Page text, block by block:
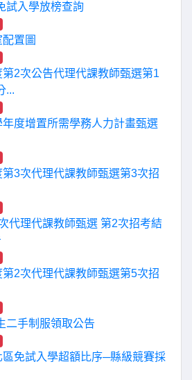
試入學放榜查詢
置圖
2次公告代理代課教師甄選第1
...
度增置所需學務人力計畫甄選
3次代理代課教師甄選第3次招
代理代課教師甄選 第2次招考結
2次代理代課教師甄選第5次招
二手制服領取公告
區免試入學超額比序─縣級競賽採